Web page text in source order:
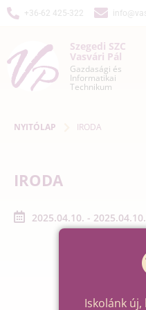
+36-62 425-322
Szegedi SZC
Vasvári Pál
Gazdasági és
Informatikai
Technikum
NYITÓLAP IRODA
IRODA
2025.04.10. - 2025.04.10.
Iskolánk